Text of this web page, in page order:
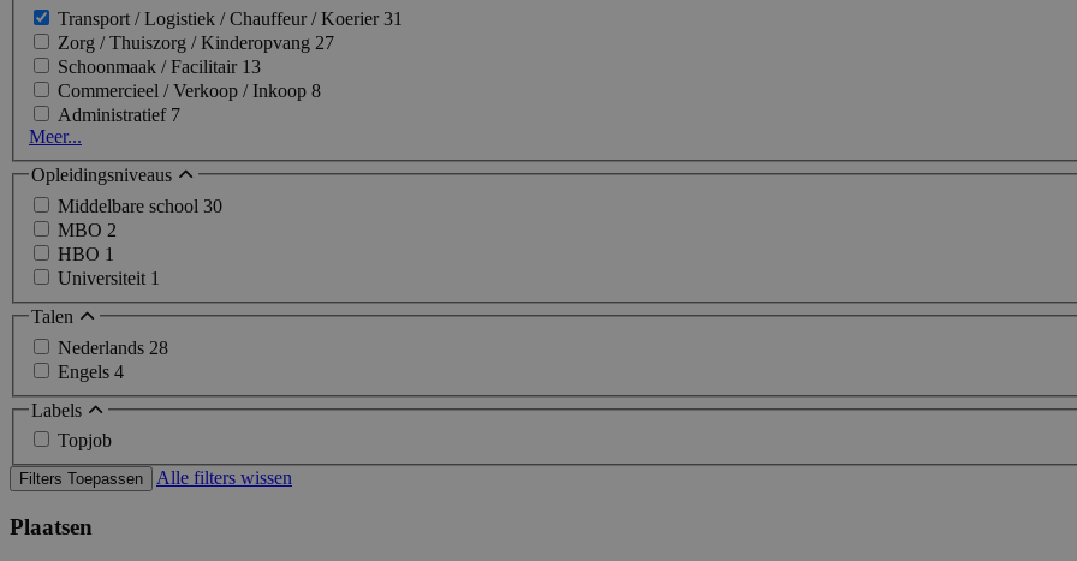
Transport / Logistiek / Chauffeur / Koerier31
Zorg / Thuiszorg / Kinderopvang 27
Schoonmaak / Facilitair 13
Commercieel / Verkoop / Inkoop 8
Administratief 7
Meer...
Opleidingsniveaus
Middelbare school 30
MBO 2
HBO 1
Universiteit 1
Talen
Nederlands 28
Engels 4
Labels
Topjob
Filters Toepassen Alle filters wissen
Plaatsen